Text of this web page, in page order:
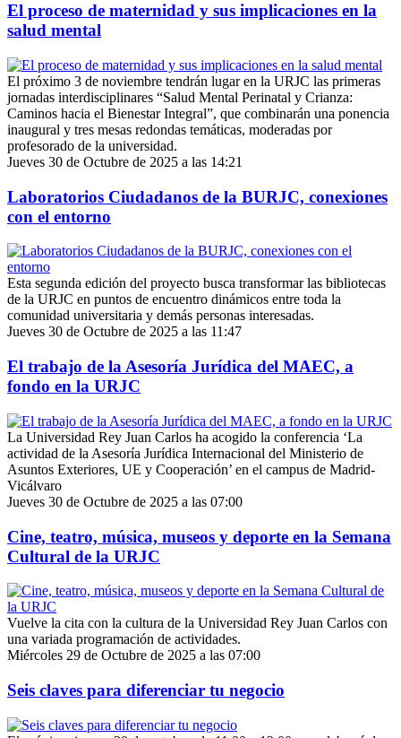
El proceso de maternidad y sus implicaciones en la
salud mental
El próximo 3 de noviembre tendrán lugar en la URJC las primeras
jornadas interdisciplinares “Salud Mental Perinatal y Crianza:
Caminos hacia el Bienestar Integral”, que combinarán una ponencia
inaugural y tres mesas redondas temáticas, moderadas por
profesorado de la universidad.
Jueves 30 de Octubre de 2025 a las 14:21
Laboratorios Ciudadanos de la BURJC, conexiones
con el entorno
Esta segunda edición del proyecto busca transformar las bibliotecas
de la URJC en puntos de encuentro dinámicos entre toda la
comunidad universitaria y demás personas interesadas.
Jueves 30 de Octubre de 2025 a las 11:47
El trabajo de la Asesoría Jurídica del MAEC, a
fondo en la URJC
La Universidad Rey Juan Carlos ha acogido la conferencia ‘La
actividad de la Asesoría Jurídica Internacional del Ministerio de
Asuntos Exteriores, UE y Cooperación’ en el campus de Madrid-
Vicálvaro
Jueves 30 de Octubre de 2025 a las 07:00
Cine, teatro, música, museos y deporte en la Semana
Cultural de la URJC
Vuelve la cita con la cultura de la Universidad Rey Juan Carlos con
una variada programación de actividades.
Miércoles 29 de Octubre de 2025 a las 07:00
Seis claves para diferenciar tu negocio